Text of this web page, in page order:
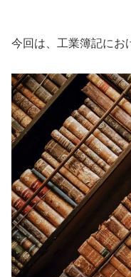
今回は、工業簿記にお